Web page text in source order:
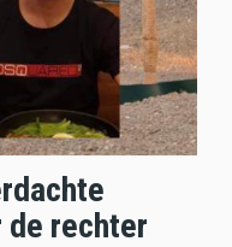
de rechter